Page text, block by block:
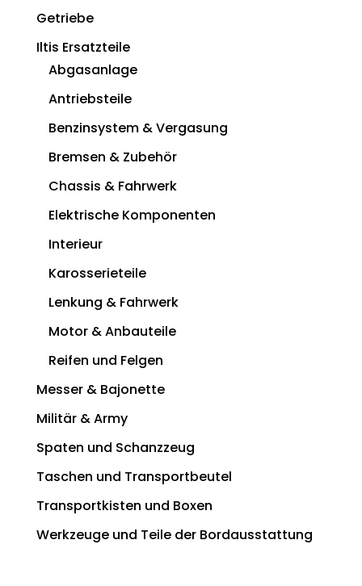
Getriebe
Iltis Ersatzteile
Abgasanlage
Antriebsteile
Benzinsystem & Vergasung
Bremsen & Zubehör
Chassis & Fahrwerk
Elektrische Komponenten
Interieur
Karosserieteile
Lenkung & Fahrwerk
Motor & Anbauteile
Reifen und Felgen
Messer & Bajonette
Militär & Army
Spaten und Schanzzeug
Taschen und Transportbeutel
Transportkisten und Boxen
Werkzeuge und Teile der Bordausstattung